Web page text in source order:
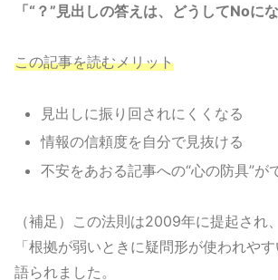
「“？”見出しの答えは、どうしてNoに
この記事を読むメリット
見出しに振り回されにくくなる
情報の信頼度を自分で見抜ける
不安をあおる記事への“心の防具”が
（補足）この法則は2009年に提起され、
「根拠が弱いときに疑問形が使われや
語られました。